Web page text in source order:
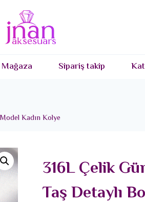
Mağaza Sipariş takip
Kadın Kolye
316L Çelik
Taş Detaylı